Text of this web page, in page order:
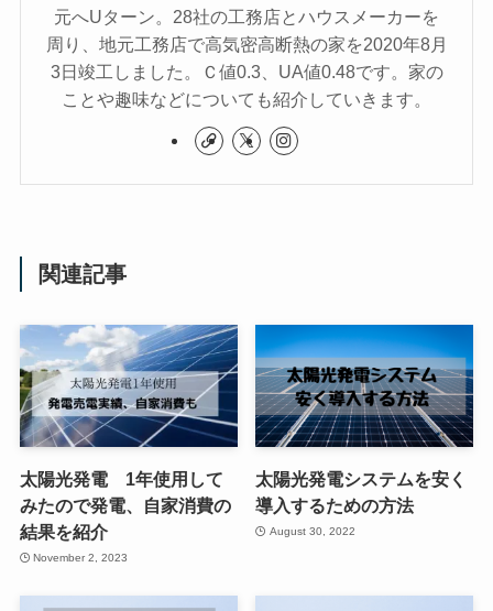
元へUターン。28社の工務店とハウスメーカーを
周り、地元工務店で高気密高断熱の家を2020年8月
3日竣工しました。Ｃ値0.3、UA値0.48です。家の
ことや趣味などについても紹介していきます。
関連記事
太陽光発電 1年使用して
みたので発電、自家消費の
結果を紹介
November 2, 2023
太陽光発電システムを安く
導入するための方法
August 30, 2022